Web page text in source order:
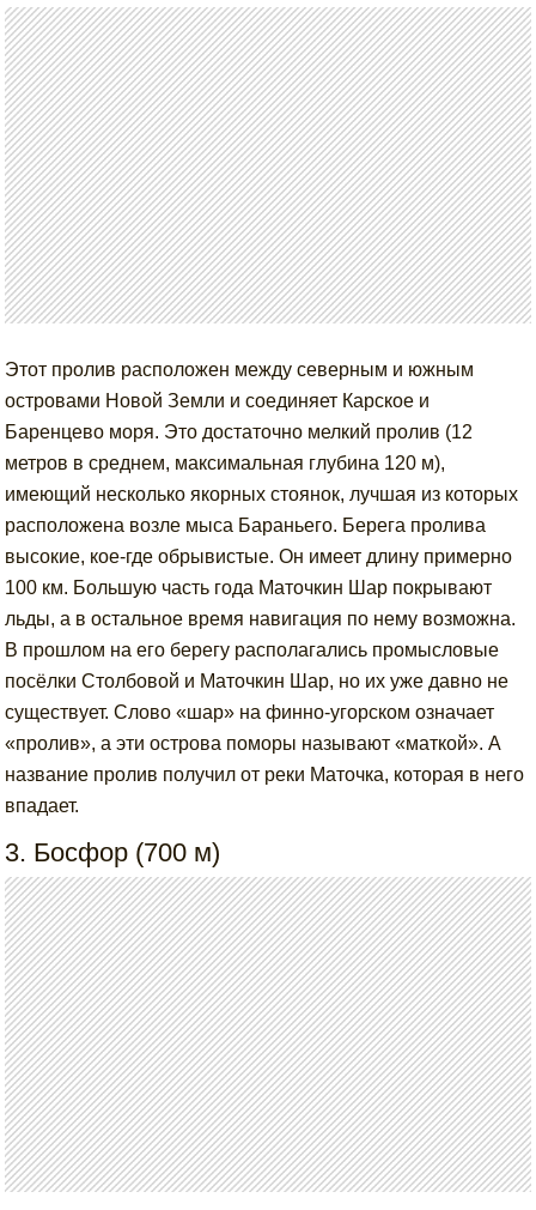
Этот пролив расположен между северным и южным
островами Новой Земли и соединяет Карское и
Баренцево моря. Это достаточно мелкий пролив (12
метров в среднем, максимальная глубина 120 м),
имеющий несколько якорных стоянок, лучшая из которых
расположена возле мыса Бараньего. Берега пролива
высокие, кое-где обрывистые. Он имеет длину примерно
100 км. Большую часть года Маточкин Шар покрывают
льды, а в остальное время навигация по нему возможна.
В прошлом на его берегу располагались промысловые
посёлки Столбовой и Маточкин Шар, но их уже давно не
существует. Слово «шар» на финно-угорском означает
«пролив», а эти острова поморы называют «маткой». А
название пролив получил от реки Маточка, которая в него
впадает.
3. Босфор (700 м)